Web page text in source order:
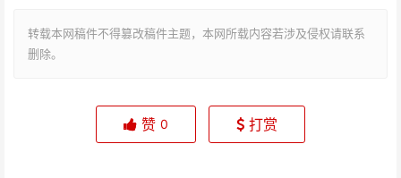
转载本网稿件不得篡改稿件主题，本网所载内容若涉及侵权请联系
删除。
赞 0 打赏